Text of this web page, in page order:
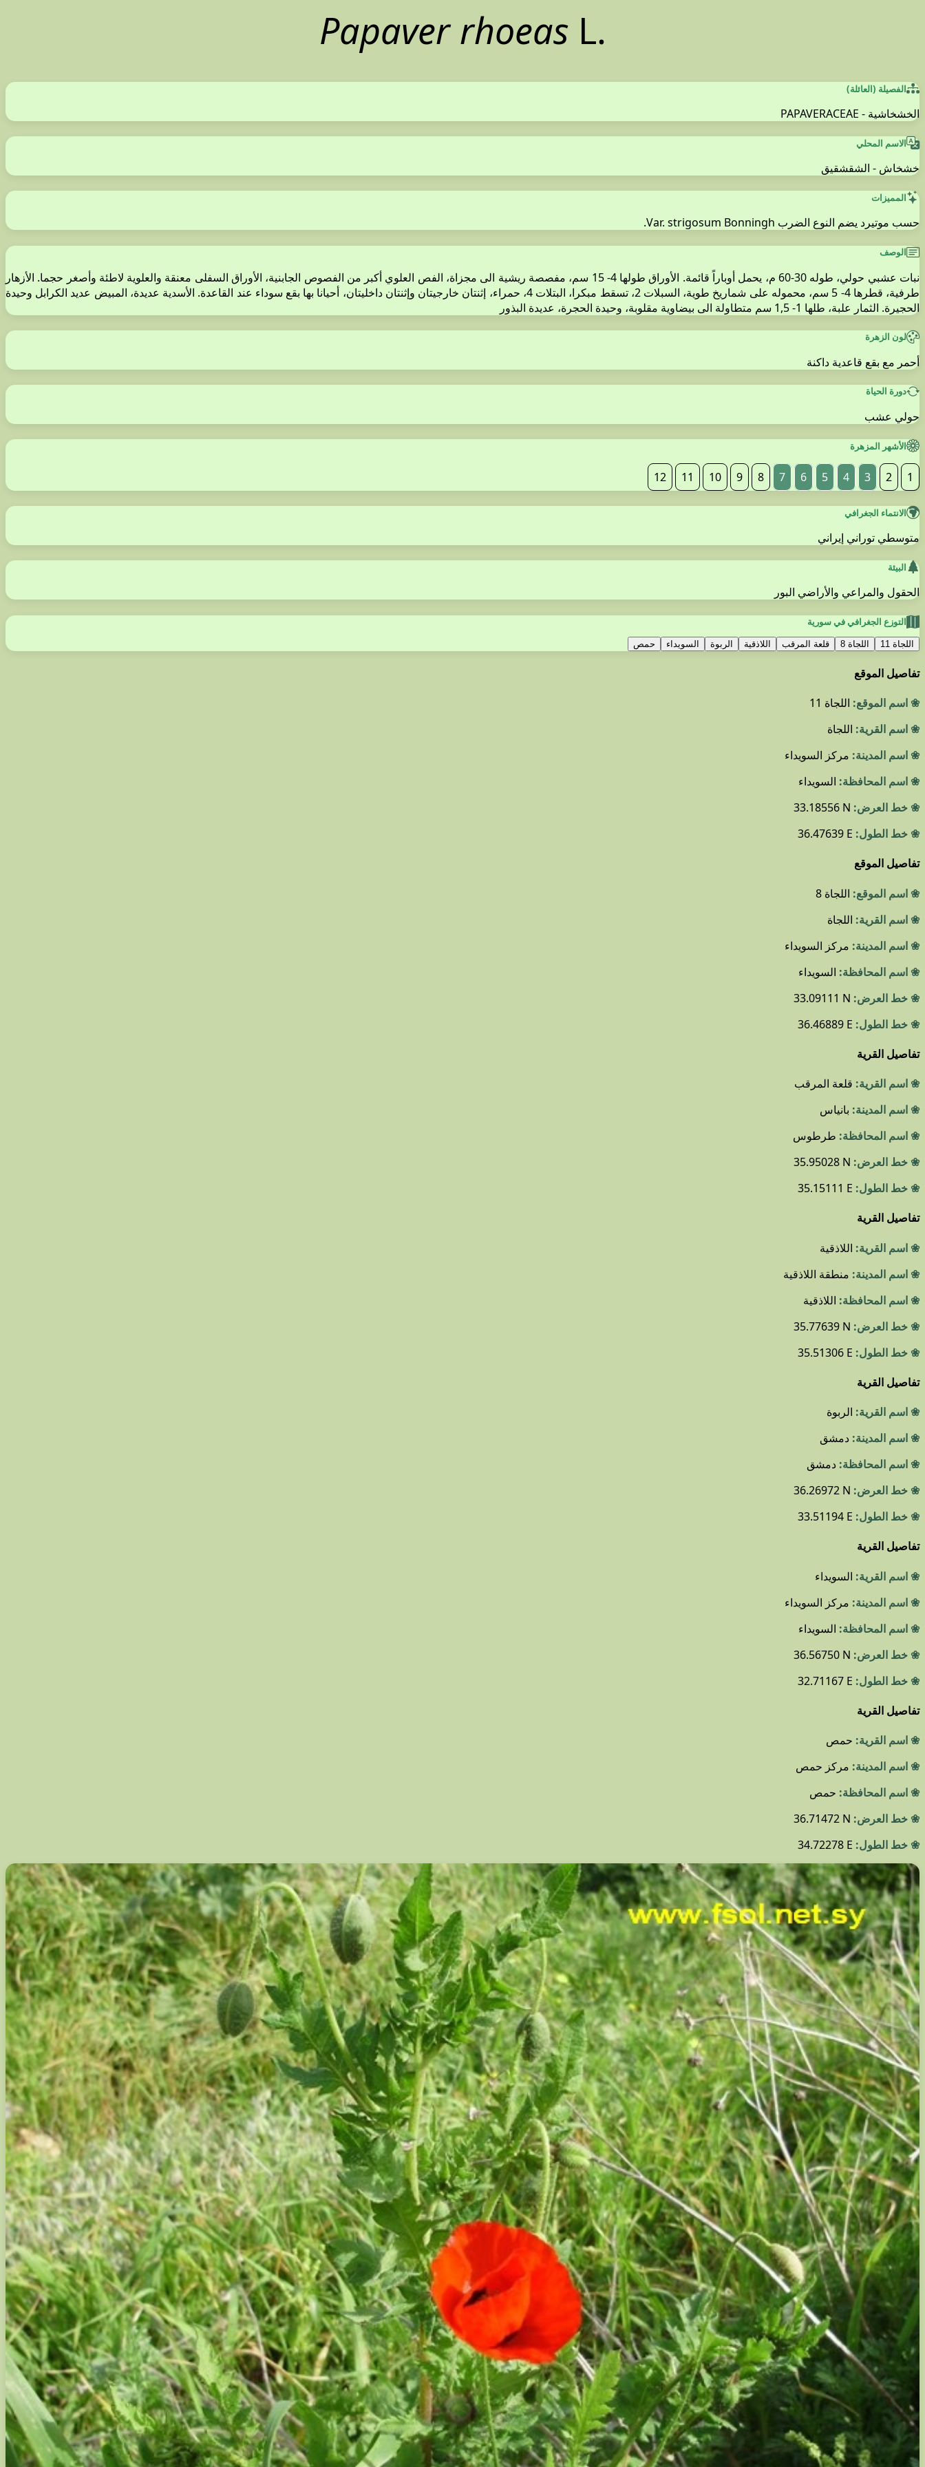
Papaver rhoeas L.
الفصيلة (العائلة)
الخشخاشية - PAPAVERACEAE
الاسم المحلي
خشخاش - الشقشقيق
المميزات
حسب موتيرد يضم النوع الضرب Var. strigosum Bonningh.
الوصف
نبات عشبي حولي، طوله 30-60 م، يحمل أوباراً قائمة. الأوراق طولها 4- 15 سم، مفصصة ريشية الى مجزاة، الفص العلوي أكبر من الفصوص الجابنية، الأوراق السفلى معنقة والعلوية لاطئة وأصغر حجما. الأزهار
طرفية، قطرها 4- 5 سم، محموله على شماريخ طوية، السبلات 2، تسقط مبكرا، البتلات 4، حمراء، إثنتان خارجيتان وإثنتان داخليتان، أحيانا بها بقع سوداء عند القاعدة. الأسدية عديدة، المبيض عديد الكرابل وحيدة
الحجيرة. الثمار علبة، طلها 1- 1,5 سم متطاولة الى بيضاوية مقلوبة، وحيدة الحجرة، عديدة البذور
لون الزهرة
أحمر مع بقع قاعدية داكنة
دورة الحياة
حولي عشب
الأشهر المزهرة
1
2
3
4
5
6
7
8
9
10
11
12
الانتماء الجغرافي
متوسطي توراني إيراني
البيئة
الحقول والمراعي والأراضي البور
التوزع الجغرافي في سورية
اللجاة 11 اللجاة 8 قلعة المرقب اللاذقية الربوة السويداء حمص
تفاصيل الموقع
❀ اسم الموقع: اللجاة 11
❀ اسم القرية: اللجاة
❀ اسم المدينة: مركز السويداء
❀ اسم المحافظة: السويداء
❀ خط العرض: 33.18556 N
❀ خط الطول: 36.47639 E
تفاصيل الموقع
❀ اسم الموقع: اللجاة 8
❀ اسم القرية: اللجاة
❀ اسم المدينة: مركز السويداء
❀ اسم المحافظة: السويداء
❀ خط العرض: 33.09111 N
❀ خط الطول: 36.46889 E
تفاصيل القرية
❀ اسم القرية: قلعة المرقب
❀ اسم المدينة: بانياس
❀ اسم المحافظة: طرطوس
❀ خط العرض: 35.95028 N
❀ خط الطول: 35.15111 E
تفاصيل القرية
❀ اسم القرية: اللاذقية
❀ اسم المدينة: منطقة اللاذقية
❀ اسم المحافظة: اللاذقية
❀ خط العرض: 35.77639 N
❀ خط الطول: 35.51306 E
تفاصيل القرية
❀ اسم القرية: الربوة
❀ اسم المدينة: دمشق
❀ اسم المحافظة: دمشق
❀ خط العرض: 36.26972 N
❀ خط الطول: 33.51194 E
تفاصيل القرية
❀ اسم القرية: السويداء
❀ اسم المدينة: مركز السويداء
❀ اسم المحافظة: السويداء
❀ خط العرض: 36.56750 N
❀ خط الطول: 32.71167 E
تفاصيل القرية
❀ اسم القرية: حمص
❀ اسم المدينة: مركز حمص
❀ اسم المحافظة: حمص
❀ خط العرض: 36.71472 N
❀ خط الطول: 34.72278 E